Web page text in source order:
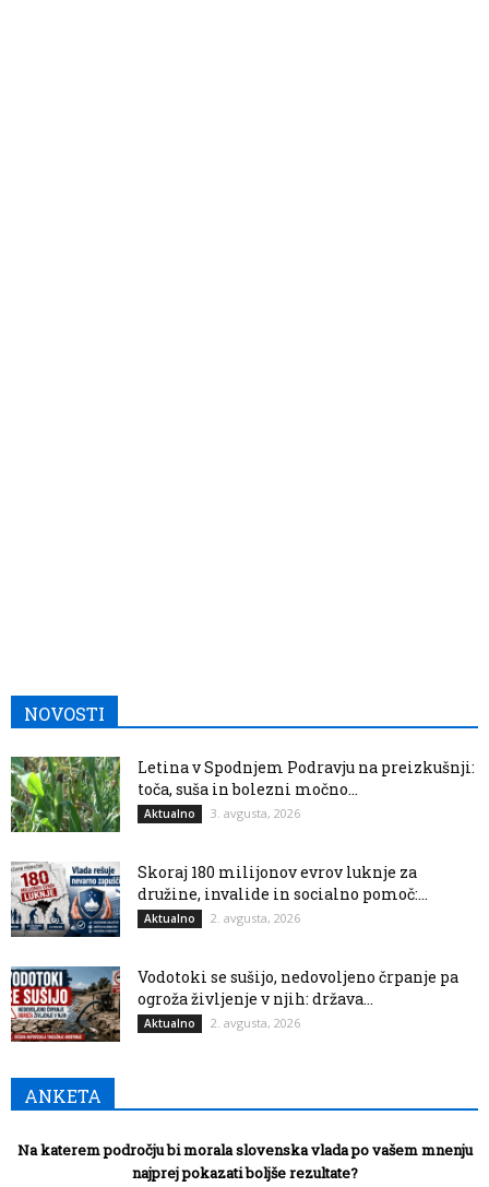
NOVOSTI
Letina v Spodnjem Podravju na preizkušnji:
toča, suša in bolezni močno...
Aktualno 3. avgusta, 2026
Skoraj 180 milijonov evrov luknje za
družine, invalide in socialno pomoč:...
Aktualno 2. avgusta, 2026
Vodotoki se sušijo, nedovoljeno črpanje pa
ogroža življenje v njih: država...
Aktualno 2. avgusta, 2026
ANKETA
Na katerem področju bi morala slovenska vlada po vašem mnenju
najprej pokazati boljše rezultate?